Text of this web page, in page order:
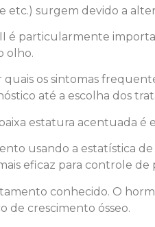
etc.) surgem devido a
é particularmente
olho.
quais os sintomas
até a escolha dos
estatura acentuada é
usando a estatística
eficaz para controle de
conhecido. O
de crescimento ósseo.